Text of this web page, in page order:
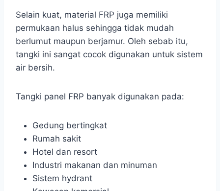
Selain kuat, material FRP juga memiliki
permukaan halus sehingga tidak mudah
berlumut maupun berjamur. Oleh sebab itu,
tangki ini sangat cocok digunakan untuk sistem
air bersih.
Tangki panel FRP banyak digunakan pada:
Gedung bertingkat
Rumah sakit
Hotel dan resort
Industri makanan dan minuman
Sistem hydrant